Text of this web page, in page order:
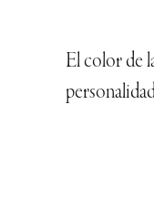
El color de